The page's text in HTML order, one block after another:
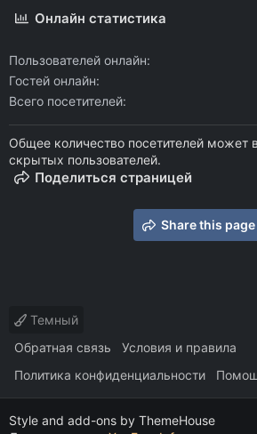
Онлайн статистика
Пользователей онлайн
Гостей онлайн
Всего посетителей
Общее количество посетителей может
скрытых пользователей.
Поделиться страницей
Share this page
Темный
Обратная связь
Условия и правила
Политика конфиденциальности
Style and add-ons by ThemeHouse